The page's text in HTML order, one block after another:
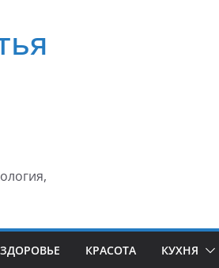
ЗДОРОВЬЕ КРАСОТА КУХНЯ